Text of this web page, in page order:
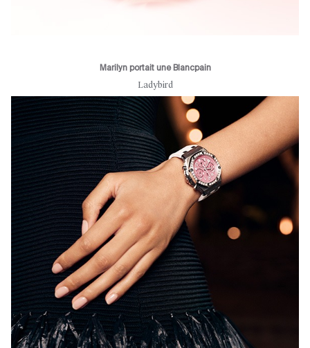
Marilyn portait une Blancpain
Ladybird